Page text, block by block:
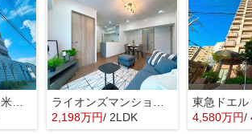
ランドゥール久留米サウスステージ☆仲介手数料無料☆
2,198万円/ 2LDK 4,580万円/